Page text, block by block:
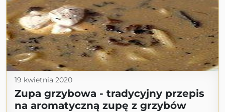
19 kwietnia 2020
Zupa grzybowa - tradycyjny przepis
na aromatyczną zupę z grzybów